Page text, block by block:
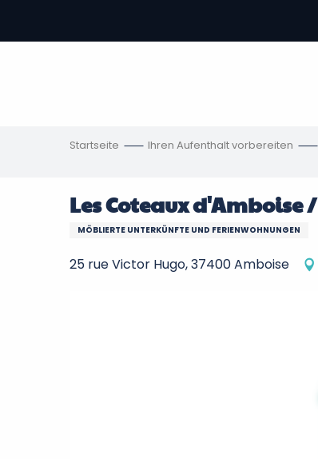
contenu
Startseite Ihren Aufenthalt vorbereiten
Les Coteaux d'Amboise
MÖBLIERTE UNTERKÜNFTE UND FERIENWOHNUNGEN
25 rue Victor Hugo, 37400 Amboise